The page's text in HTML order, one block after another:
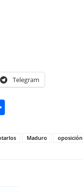
Telegram
Maduro oposición